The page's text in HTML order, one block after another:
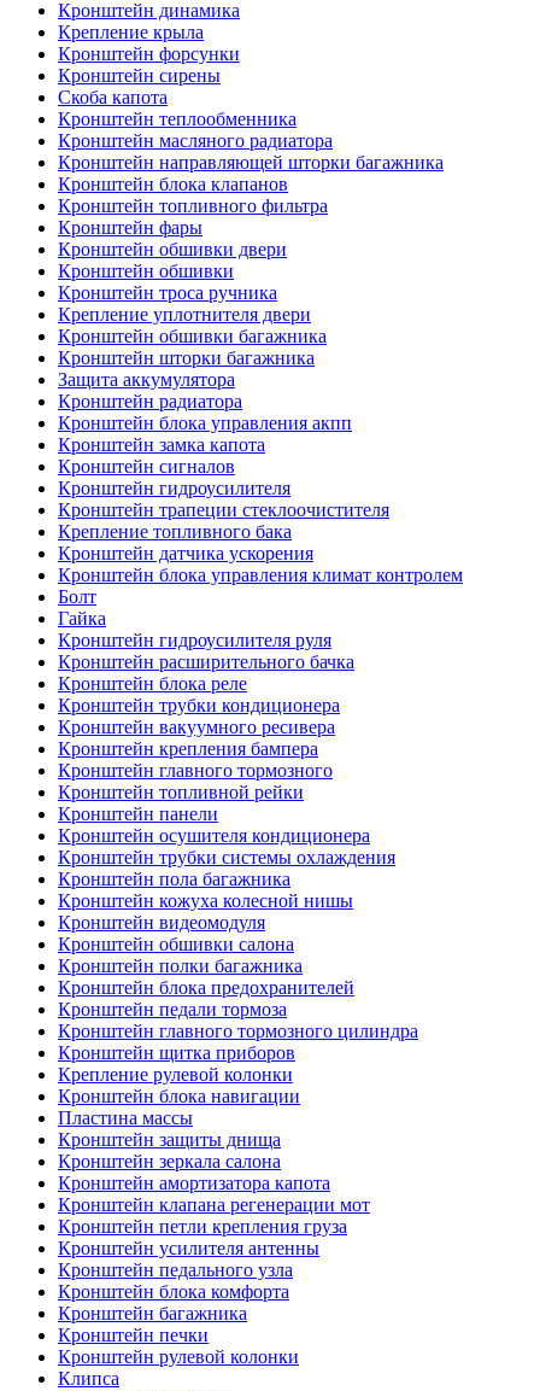
Кронштейн динамика
Крепление крыла
Кронштейн форсунки
Кронштейн сирены
Скоба капота
Кронштейн теплообменника
Кронштейн масляного радиатора
Кронштейн направляющей шторки багажника
Кронштейн блока клапанов
Кронштейн топливного фильтра
Кронштейн фары
Кронштейн обшивки двери
Кронштейн обшивки
Кронштейн троса ручника
Крепление уплотнителя двери
Кронштейн обшивки багажника
Кронштейн шторки багажника
Защита аккумулятора
Кронштейн радиатора
Кронштейн блока управления акпп
Кронштейн замка капота
Кронштейн сигналов
Кронштейн гидроусилителя
Кронштейн трапеции стеклоочистителя
Крепление топливного бака
Кронштейн датчика ускорения
Кронштейн блока управления климат контролем
Болт
Гайка
Кронштейн гидроусилителя руля
Кронштейн расширительного бачка
Кронштейн блока реле
Кронштейн трубки кондиционера
Кронштейн вакуумного ресивера
Кронштейн крепления бампера
Кронштейн главного тормозного
Кронштейн топливной рейки
Кронштейн панели
Кронштейн осушителя кондиционера
Кронштейн трубки системы охлаждения
Кронштейн пола багажника
Кронштейн кожуха колесной нишы
Кронштейн видеомодуля
Кронштейн обшивки салона
Кронштейн полки багажника
Кронштейн блока предохранителей
Кронштейн педали тормоза
Кронштейн главного тормозного цилиндра
Кронштейн щитка приборов
Крепление рулевой колонки
Кронштейн блока навигации
Пластина массы
Кронштейн защиты днища
Кронштейн зеркала салона
Кронштейн амортизатора капота
Кронштейн клапана регенерации мот
Кронштейн петли крепления груза
Кронштейн усилителя антенны
Кронштейн педального узла
Кронштейн блока комфорта
Кронштейн багажника
Кронштейн печки
Кронштейн рулевой колонки
Клипса